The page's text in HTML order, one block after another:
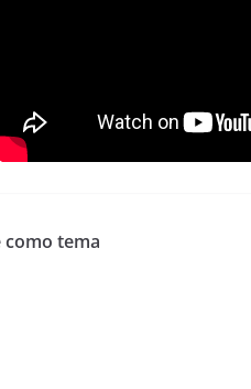
como tema